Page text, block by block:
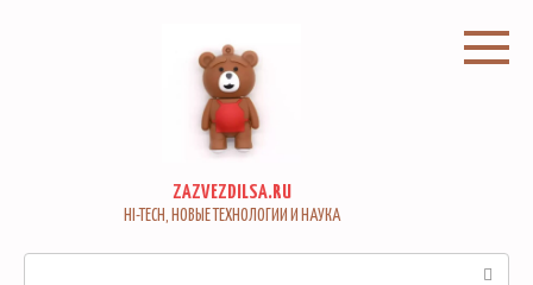
ZAZVEZDILSA.RU
HI-TECH, НОВЫЕ ТЕХНОЛОГИИ И НАУКА